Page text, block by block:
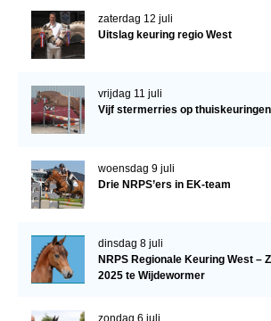
zaterdag 12 juli
Uitslag keuring regio West
vrijdag 11 juli
Vijf stermerries op thuiskeuringen
woensdag 9 juli
Drie NRPS’ers in EK-team
dinsdag 8 juli
NRPS Regionale Keuring West –
2025 te Wijdewormer